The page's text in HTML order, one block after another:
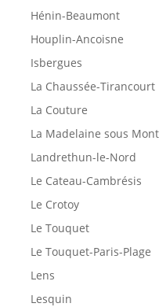
Hénin-Beaumont
Houplin-Ancoisne
Isbergues
La Chaussée-Tirancourt
La Couture
La Madelaine sous
Landrethun-le-Nord
Le Cateau-Cambrésis
Le Crotoy
Le Touquet
Le Touquet-Paris-Plage
Lens
Lesquin